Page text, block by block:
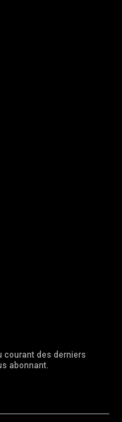
courant des derniers
abonnant.